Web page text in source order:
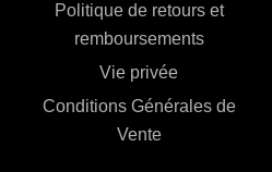
Politique de retours et
remboursements
Vie privée
Conditions Générales de
Vente